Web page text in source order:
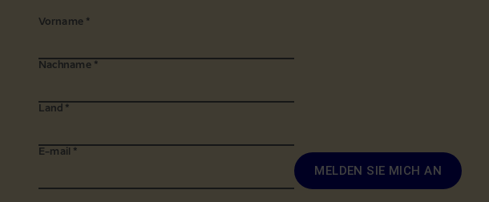
Vorname *
Nachname *
Land *
E-mail *
MELDEN SIE MICH AN